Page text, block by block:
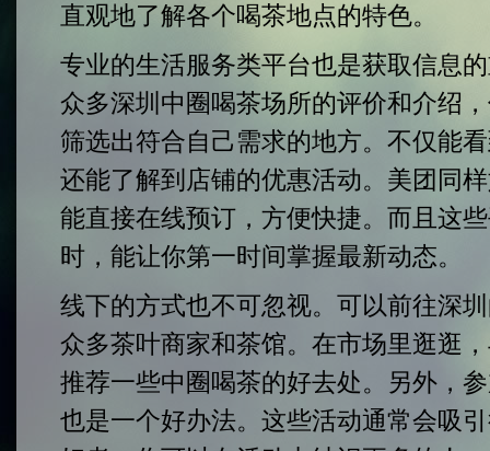
直观地了解各个喝茶地点的特色。
专业的生活服务类平台也是获取信息
众多深圳中圈喝茶场所的评价和介绍
筛选出符合自己需求的地方。不仅能
还能了解到店铺的优惠活动。美团同
能直接在线预订，方便快捷。而且这
时，能让你第一时间掌握最新动态。
线下的方式也不可忽视。可以前往深
众多茶叶商家和茶馆。在市场里逛逛
推荐一些中圈喝茶的好去处。另外，
也是一个好办法。这些活动通常会吸